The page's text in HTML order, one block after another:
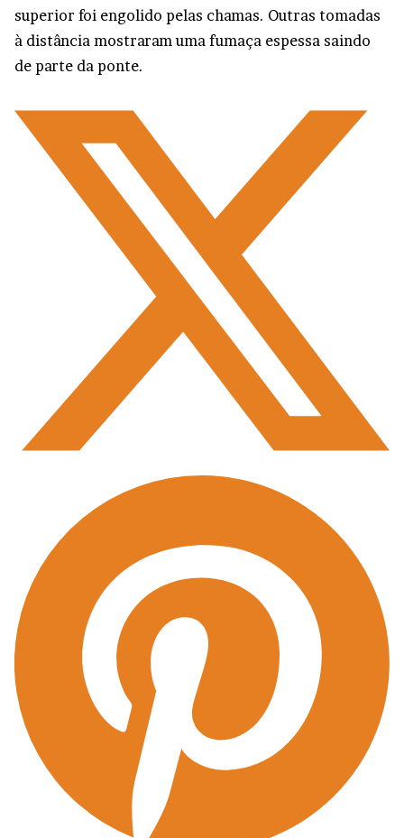
superior foi engolido pelas chamas. Outras tomadas
à distância mostraram uma fumaça espessa saindo
de parte da ponte.